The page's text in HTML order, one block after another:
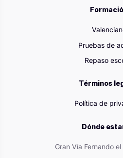
Pruebas de
Repaso
Términos
Política de
Dónde
Gran Vía Fernando